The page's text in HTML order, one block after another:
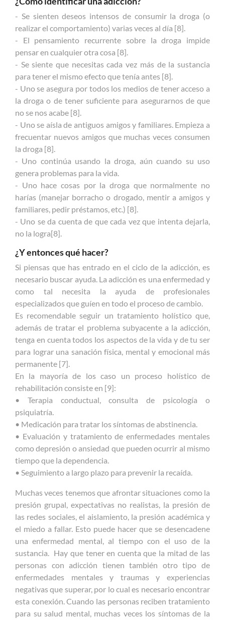
- Se sienten deseos intensos de consumir la droga (o
realizar el comportamiento) varias veces al día [8].
- El pensamiento recurrente sobre la droga impide
pensar en cualquier otra cosa [8].
- Se siente que necesitas cada vez más de la sustancia
para tener el mismo efecto que tenía antes [8].
- Uno se asegura por todos los medios de tener acceso a
la droga o de tener suficiente para asegurarnos de que
no se nos acabe [8].
- Uno se aísla de antiguos amigos y familiares. Empieza a
frecuentar nuevos amigos que muchas veces consumen
la droga [8].
- Uno continúa usando la droga, aún cuando su uso
genera problemas para la vida.
- Uno hace cosas por la droga que normalmente no
harías (manejar borracho o drogado, mentir a amigos y
familiares, pedir préstamos, etc.) [8].
- Uno se da cuenta de que cada vez que intenta dejarla,
no la logra[8].
¿Y entonces qué hacer?
Si piensas que has entrado en el ciclo de la adicción, es
necesario buscar ayuda. La adicción es una enfermedad y
como tal necesita la ayuda de profesionales
especializados que guíen en todo el proceso de cambio.
Es recomendable seguir un tratamiento holístico que,
además de tratar el problema subyacente a la adicción,
tenga en cuenta todos los aspectos de la vida y de tu ser
para lograr una sanación física, mental y emocional más
permanente [7].
En la mayoría de los caso un proceso holístico de
rehabilitación consiste en [9]:
• Terapia conductual, consulta de psicología o
psiquiatría.
• Medicación para tratar los síntomas de abstinencia.
• Evaluación y tratamiento de enfermedades mentales
como depresión o ansiedad que pueden ocurrir al mismo
tiempo que la dependencia.
• Seguimiento a largo plazo para prevenir la recaída.
Muchas veces tenemos que afrontar situaciones como la
presión grupal, expectativas no realistas, la presión de
las redes sociales, el aislamiento, la presión académica y
el miedo a fallar. Esto puede hacer que se desencadene
una enfermedad mental, al tiempo con el uso de la
sustancia. Hay que tener en cuenta que la mitad de las
personas con adicción tienen también otro tipo de
enfermedades mentales y traumas y experiencias
negativas que superar, por lo cual es necesario encontrar
esta conexión. Cuando las personas reciben tratamiento
para su salud mental, muchas veces los síntomas de la